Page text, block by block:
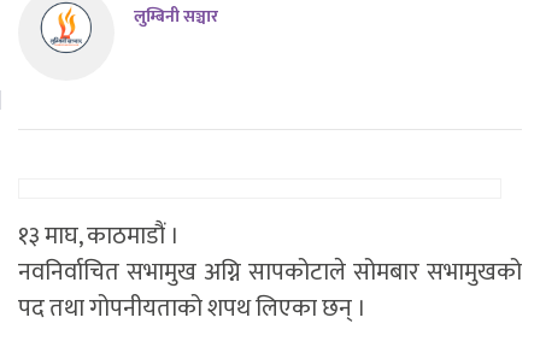
लुम्बिनी सञ्चार
१३ माघ, काठमाडौं ।
नवनिर्वाचित सभामुख अग्नि सापकोटाले सोमबार सभामुखको
पद तथा गोपनीयताको शपथ लिएका छन् ।